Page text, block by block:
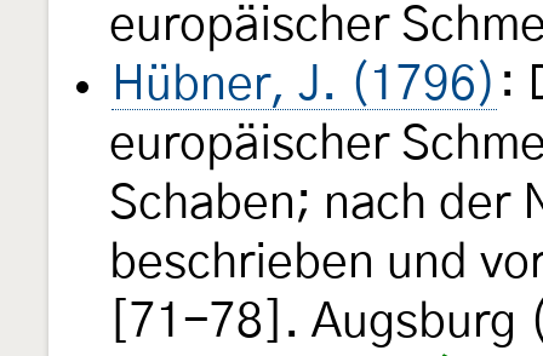
europäischer
Hübner, J. (1796) :
europäischer
Schaben; nach der
beschrieben und
[71-78]. Augsburg